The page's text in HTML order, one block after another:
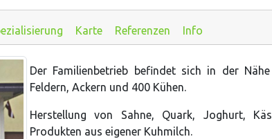
Karte Referenzen Info
Der Familienbetrieb befindet sich in der
Feldern, Ackern und 400 Kühen.
Herstellung von Sahne, Quark, Joghurt,
Produkten aus eigener Kuhmilch.